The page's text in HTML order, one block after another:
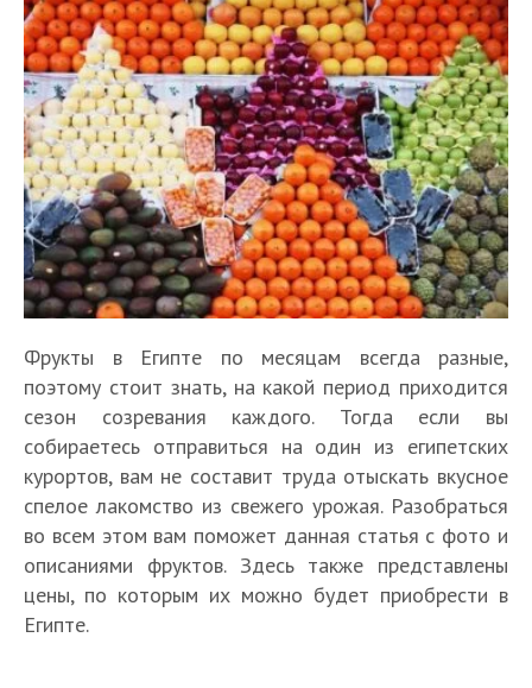
Фрукты в Египте по месяцам всегда разные,
поэтому стоит знать, на какой период приходится
сезон созревания каждого. Тогда если вы
собираетесь отправиться на один из египетских
курортов, вам не составит труда отыскать вкусное
спелое лакомство из свежего урожая. Разобраться
во всем этом вам поможет данная статья с фото и
описаниями фруктов. Здесь также представлены
цены, по которым их можно будет приобрести в
Египте.